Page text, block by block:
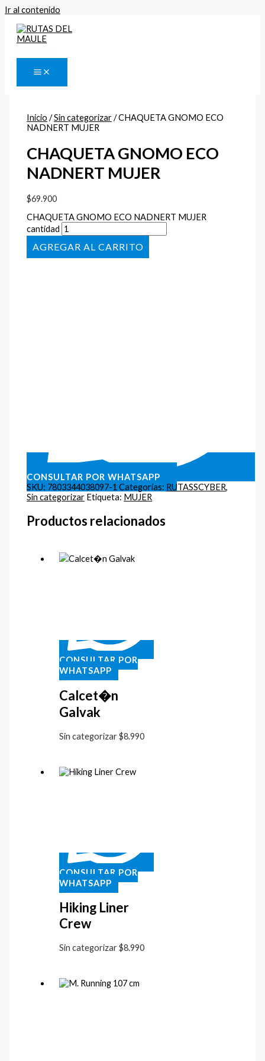
Ir al contenido
Inicio /Sin categorizar/ CHAQUETA GNOMO ECO
NADNERT MUJER
CHAQUETA GNOMO ECO
NADNERT MUJER
$69.900
CHAQUETA GNOMO ECO NADNERT MUJER
cantidad
AÑADIR AL CARRITO
CONSULTAR POR WHATSAPP
SKU: 7803344038097-1 Categorías: RUTASSCYBER,
Sin categorizar Etiqueta: MUJER
Productos relacionados
CONSULTAR POR
WHATSAPP
Calcet�n
Galvak
Sin categorizar$8.990
CONSULTAR POR
WHATSAPP
Hiking Liner
Crew
Sin categorizar$8.990